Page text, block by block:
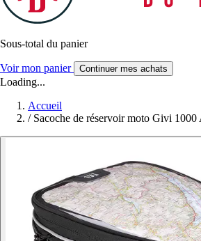
Sous-total du panier
Voir mon panier Continuer mes achats
Loading...
Accueil
/ Sacoche de réservoir moto Givi